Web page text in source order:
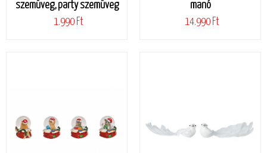
szemüveg, party szemüveg
1.990 Ft
manó
14.990 Ft